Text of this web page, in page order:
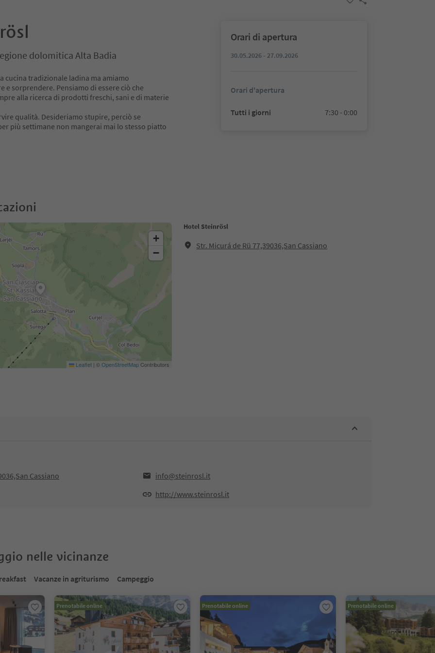
dolomitica Alta Badia
cucina tradizionale ladina ma amiamo
sorprendere. Pensiamo di essere ciò che
alla ricerca di prodotti freschi, sani e di materie
qualità. Desideriamo stupire, perciò se
più settimane non mangerai mai lo stesso piatto
Orari di apertura
30.05.2026 - 27.09.2026
Orari d'apertura
Tutti i giorni 7:30 - 0:00
Hotel Steinrösl
Str. Micurá de Rü 77,39036,San Cassiano
+
−
Leaflet | ©OpenStreetMapContributors
Cassiano
info@steinrosl.it
http://www.steinrosl.it
nelle vicinanze
Vacanze in agriturismo Campeggio
Prenotabile online Prenotabile online Prenotabile online